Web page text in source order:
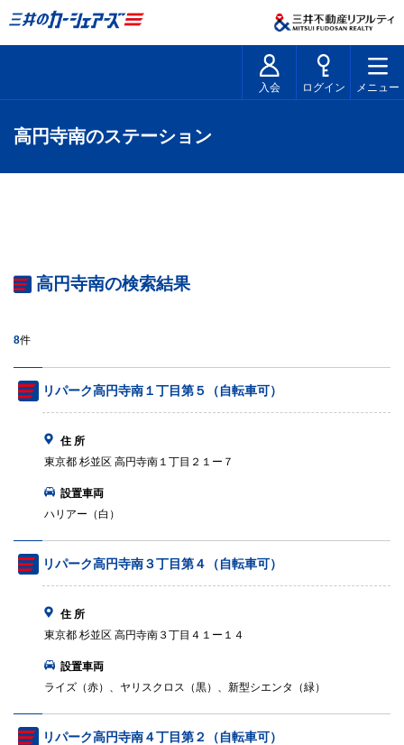
入会 ログイン メニュー
高円寺南のステーション
高円寺南の検索結果
8件
リパーク高円寺南１丁目第５（自転車可）
住 所
東京都 杉並区 高円寺南１丁目２１ー７
設置車両
ハリアー（白）
リパーク高円寺南３丁目第４（自転車可）
住 所
東京都 杉並区 高円寺南３丁目４１ー１４
設置車両
ライズ（赤）、ヤリスクロス（黒）、新型シエンタ（緑）
リパーク高円寺南４丁目第２（自転車可）